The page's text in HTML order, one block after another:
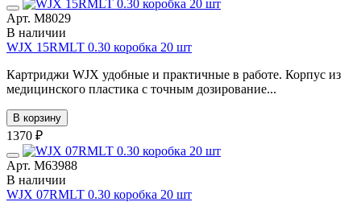
Арт. М8029
В наличии
WJX 15RMLT 0.30 коробка 20 шт
Картриджи WJX удобные и практичные в работе. Корпус из
медицинского пластика с точным дозирование...
В корзину
1370 ₽
Арт. М63988
В наличии
WJX 07RMLT 0.30 коробка 20 шт